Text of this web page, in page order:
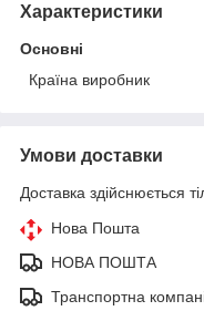
Характеристики
Основні
Країна виробник
Умови доставки
Доставка здійснюється
Нова Пошта
НОВА ПОШТА
Транспортна